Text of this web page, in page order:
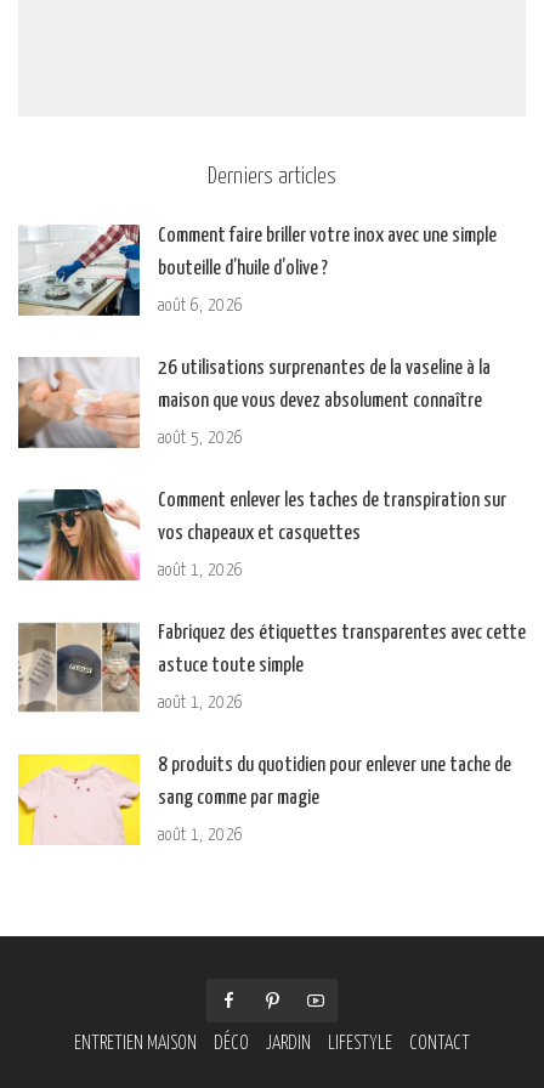
Derniers articles
Comment faire briller votre inox avec une simple
bouteille d’huile d’olive ?
août 6, 2026
26 utilisations surprenantes de la vaseline à la
maison que vous devez absolument connaître
août 5, 2026
Comment enlever les taches de transpiration sur
vos chapeaux et casquettes
août 1, 2026
Fabriquez des étiquettes transparentes avec cette
astuce toute simple
août 1, 2026
8 produits du quotidien pour enlever une tache de
sang comme par magie
août 1, 2026
ENTRETIEN MAISON DÉCO JARDIN LIFESTYLE CONTACT